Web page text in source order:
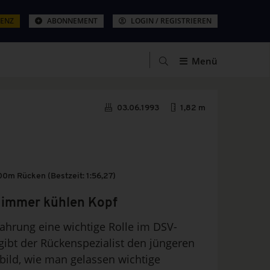
ABONNEMENT LOGIN / REGISTRIEREN
Menü
03.06.1993 1,82 m
Rücken (Bestzeit: 1:56,27)
kühlen Kopf
eine wichtige Rolle im DSV-
der Rückenspezialist den jüngeren
wie man gelassen wichtige